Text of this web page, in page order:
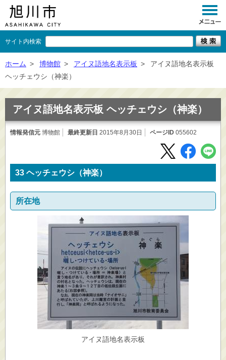
サイト内検索
くらし
事業者向け
市政情報
ホーム > 博物館 > アイヌ語地名表示板 >
アイヌ語地名表示板
ヘッチェウシ（神楽）
アイヌ語地名表示板 ヘッチェウシ（神楽）
情報発信元 博物館 最終更新日 2015年8月30日 ページID 055602
33 ヘッチェウシ（神楽）
所在地
アイヌ語地名表示板